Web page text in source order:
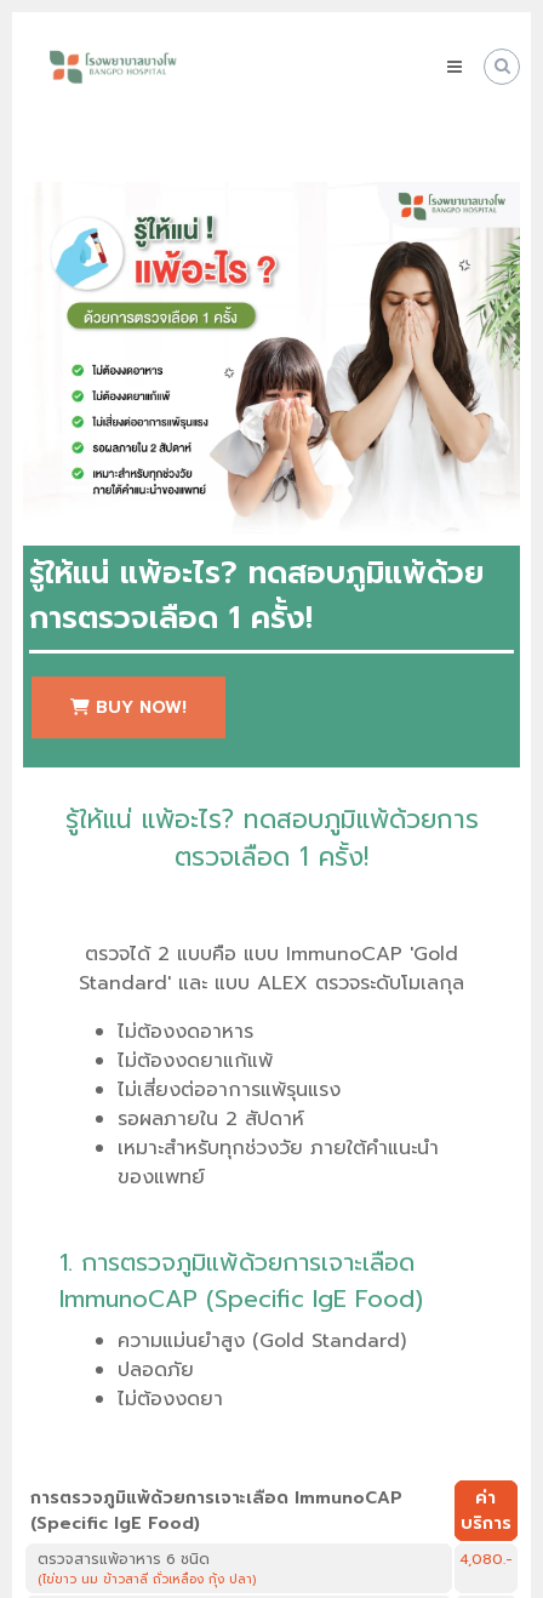
contentพยาบาล
รู้ให้แน่ แพ้อะไร? ทดสอบภูมิแพ้ด้วย
การตรวจเลือด 1 ครั้ง!
BUY NOW!
รู้ให้แน่ แพ้อะไร? ทดสอบภูมิแพ้ด้วยการ
ตรวจเลือด 1 ครั้ง!
ตรวจได้ 2 แบบคือ แบบ ImmunoCAP 'Gold
Standard' และ แบบ ALEX ตรวจระดับโมเลกุล
ไม่ต้องงดอาหาร
ไม่ต้องงดยาแก้แพ้
ไม่เสี่ยงต่ออาการแพ้รุนแรง
รอผลภายใน 2 สัปดาห์
เหมาะสำหรับทุกช่วงวัย ภายใต้คำแนะนำ
ของแพทย์
1. การตรวจภูมิแพ้ด้วยการเจาะเลือด
ImmunoCAP (Specific IgE Food)
ความแม่นยำสูง (Gold Standard)
ปลอดภัย
ไม่ต้องงดยา
การตรวจภูมิแพ้ด้วยการเจาะเลือด ImmunoCAP
(Specific IgE Food)
ค่า
บริการ
ตรวจสารแพ้อาหาร 6 ชนิด
(ไข่ขาว นม ข้าวสาลี ถั่วเหลือง กุ้ง ปลา)
4,080.-